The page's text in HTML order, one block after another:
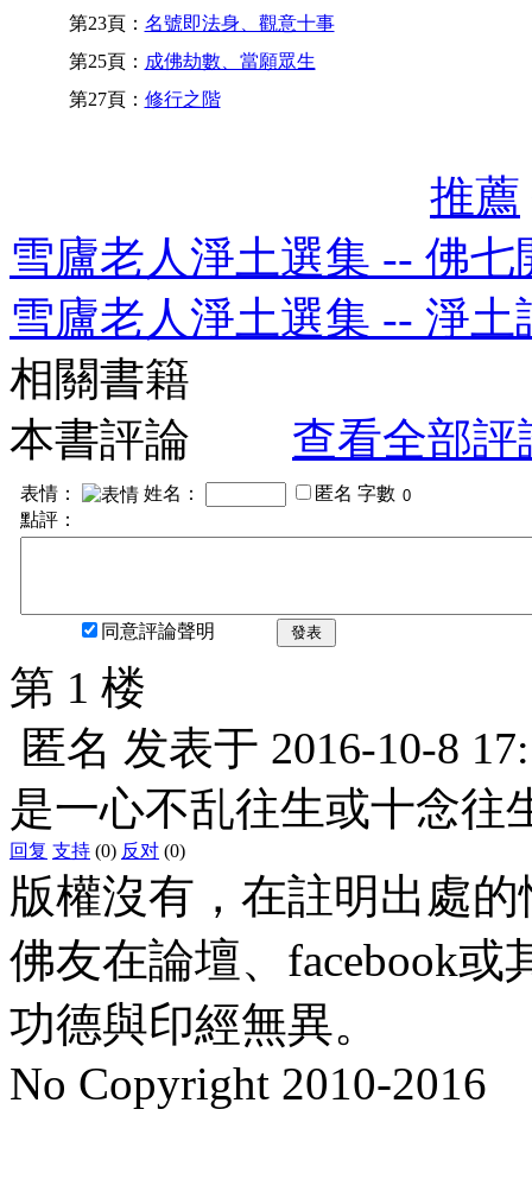
第23頁： 名號即法身、觀意十事
第25頁： 成佛劫數、當願眾生
第27頁： 修行之階
推薦
雪廬老人淨土選集 -- 佛
雪廬老人淨土選集 -- 淨
相關書籍
本書評論
查看全部評
表情： 姓名： 匿名 字數
點評：
同意評論聲明 發表
第 1 楼
匿名 发表于 2016-10-8
是一心不乱往生或十念往
回复 支持 (0) 反对 (0)
版權沒有，在註明出處
佛友在論壇、facebook
功德與印經無異。
No Copyright 2010-2016